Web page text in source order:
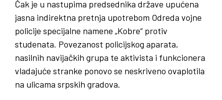
Čak je u nastupima predsednika države upućena
jasna indirektna pretnja upotrebom Odreda vojne
policije specijalne namene „Kobre“ protiv
studenata. Povezanost policijskog aparata,
nasilnih navijačkih grupa te aktivista i funkcionera
vladajuće stranke ponovo se neskriveno ovaplotila
na ulicama srpskih gradova.